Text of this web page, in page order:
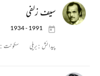
سیف زلفی
1934 - 1991
پیدائش :بریلی سکونت :